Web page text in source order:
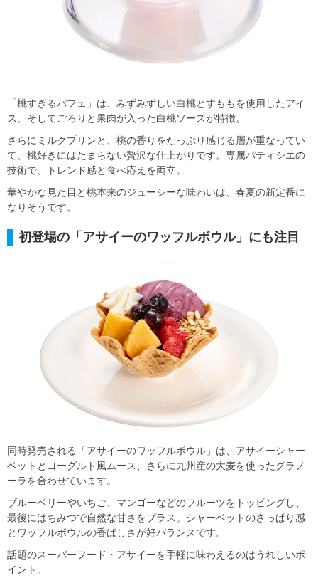
「桃すぎるパフェ」は、みずみずしい白桃とすももを使用したアイ
ス、そしてごろりと果肉が入った白桃ソースが特徴。
さらにミルクプリンと、桃の香りをたっぷり感じる層が重なってい
て、桃好きにはたまらない贅沢な仕上がりです。専属パティシエの
技術で、トレンド感と食べ応えを両立。
華やかな見た目と桃本来のジューシーな味わいは、春夏の新定番に
なりそうです。
初登場の「アサイーのワッフルボウル」にも注目
同時発売される「アサイーのワッフルボウル」は、アサイーシャー
ベットとヨーグルト風ムース、さらに九州産の大麦を使ったグラノ
ーラを合わせています。
ブルーベリーやいちご、マンゴーなどのフルーツをトッピングし、
最後にはちみつで自然な甘さをプラス。シャーベットのさっぱり感
とワッフルボウルの香ばしさが好バランスです。
話題のスーパーフード・アサイーを手軽に味わえるのはうれしいポ
イント。